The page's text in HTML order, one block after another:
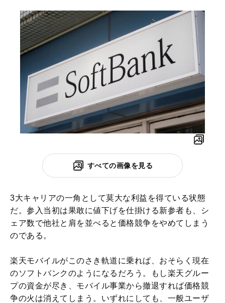
すべての画像を見る
3大キャリアの一角として莫大な利益を得ている状態
だ。参入当初は果敢に値下げを仕掛ける新参者も、シ
ェア数で他社と肩を並べると価格競争をやめてしまう
のである。
楽天モバイルがこのさき軌道に乗れば、おそらく現在
のソフトバンクのようになるだろう。もし楽天グルー
プの資金が尽き、モバイル事業から撤退すれば価格競
争の火は消えてしまう。いずれにしても、一般ユーザ